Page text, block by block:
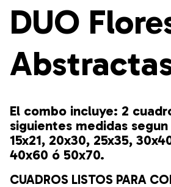
DUO
El combo incluye: 2
siguientes medidas
15x21, 20x30, 25x35,
40x60 ó 50x70.
CUADROS LISTOS PARA